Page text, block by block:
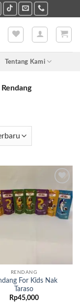
Tentang Kami
Rendang
Add to
wishlist
RENDANG
For Kids Nak
Taraso
Rp45,000